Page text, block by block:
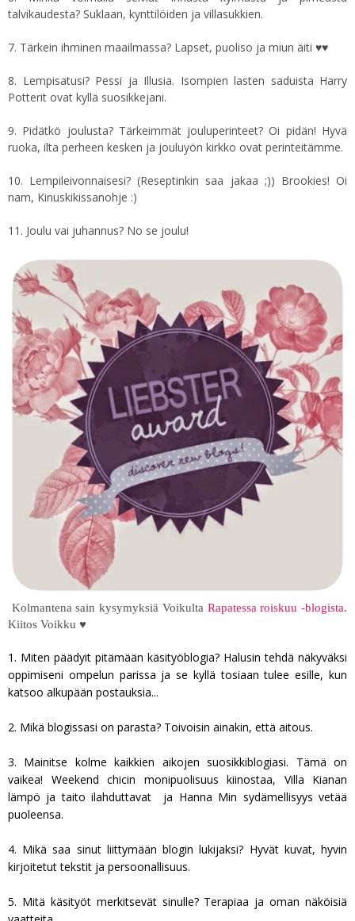
talvikaudesta? Suklaan, kynttilöiden ja villasukkien.
7. Tärkein ihminen maailmassa? Lapset, puoliso ja miun äiti ♥♥
8. Lempisatusi? Pessi ja Illusia. Isompien lasten saduista Harry
Potterit ovat kyllä suosikkejani.
9. Pidätkö joulusta? Tärkeimmät jouluperinteet? Oi pidän! Hyvä
ruoka, ilta perheen kesken ja jouluyön kirkko ovat perinteitämme.
10. Lempileivonnaisesi? (Reseptinkin saa jakaa ;)) Brookies! Oi
nam, Kinuskikissanohje :)
11. Joulu vai juhannus? No se joulu!
Kolmantena sain kysymyksiä Voikulta Rapatessa roiskuu -blogista.
Kiitos Voikku ♥
1. Miten päädyit pitämään käsityöblogia? Halusin tehdä näkyväksi
oppimiseni ompelun parissa ja se kyllä tosiaan tulee esille, kun
katsoo alkupään postauksia...
2. Mikä blogissasi on parasta? Toivoisin ainakin, että aitous.
3. Mainitse kolme kaikkien aikojen suosikkiblogiasi. Tämä on
vaikea! Weekend chicin monipuolisuus kiinostaa, Villa Kianan
lämpö ja taito ilahduttavat ja Hanna Min sydämellisyys vetää
puoleensa.
4. Mikä saa sinut liittymään blogin lukijaksi? Hyvät kuvat, hyvin
kirjoitetut tekstit ja persoonallisuus.
5. Mitä käsityöt merkitsevät sinulle? Terapiaa ja oman näköisiä